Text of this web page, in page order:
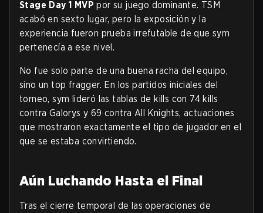
Stage Day 1 MVP por su juego dominante. TSM
acabó en sexto lugar, pero la exposición y la
experiencia fueron prueba irrefutable de que sym
pertenecía a ese nivel.
No fue solo parte de una buena racha del equipo,
sino un top fragger. En los partidos iniciales del
torneo, sym lideró las tablas de kills con 74 kills
contra Galorys y 69 contra All Knights, actuaciones
que mostraron exactamente el tipo de jugador en el
que se estaba convirtiendo.
Aún Luchando Hasta el Final
Tras el cierre temporal de las operaciones de